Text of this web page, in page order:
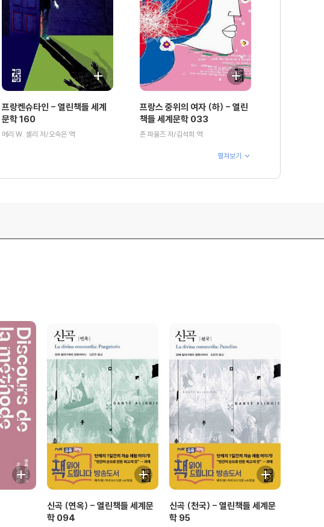
프랑켄슈타인 - 열린책들 세계
문학 160
메리 W. 셸리 저/오숙은 역
프랑스 중위의 여자 (하) - 열린
책들 세계문학 033
존 파울즈 저/김석희 역
펼쳐보기
신곡 (연옥) - 열린책들 세계문
학 094
신곡 (천국) - 열린책들 세계문
학 95